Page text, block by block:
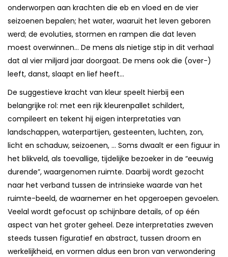
onderworpen aan krachten die eb en vloed en de vier
seizoenen bepalen; het water, waaruit het leven geboren
werd; de evoluties, stormen en rampen die dat leven
moest overwinnen… De mens als nietige stip in dit verhaal
dat al vier miljard jaar doorgaat. De mens ook die (over-)
leeft, danst, slaapt en lief heeft…
De suggestieve kracht van kleur speelt hierbij een
belangrijke rol: met een rijk kleurenpallet schildert,
compileert en tekent hij eigen interpretaties van
landschappen, waterpartijen, gesteenten, luchten, zon,
licht en schaduw, seizoenen, … Soms dwaalt er een figuur in
het blikveld, als toevallige, tijdelijke bezoeker in de “eeuwig
durende”, waargenomen ruimte. Daarbij wordt gezocht
naar het verband tussen de intrinsieke waarde van het
ruimte-beeld, de waarnemer en het opgeroepen gevoelen.
Veelal wordt gefocust op schijnbare details, of op één
aspect van het groter geheel. Deze interpretaties zweven
steeds tussen figuratief en abstract, tussen droom en
werkelijkheid, en vormen aldus een bron van verwondering